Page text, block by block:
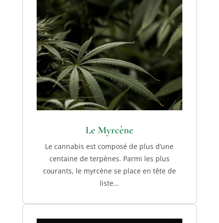
Le Myrcène
Le cannabis est composé de plus d’une
centaine de terpènes. Parmi les plus
courants, le myrcène se place en tête de
liste…